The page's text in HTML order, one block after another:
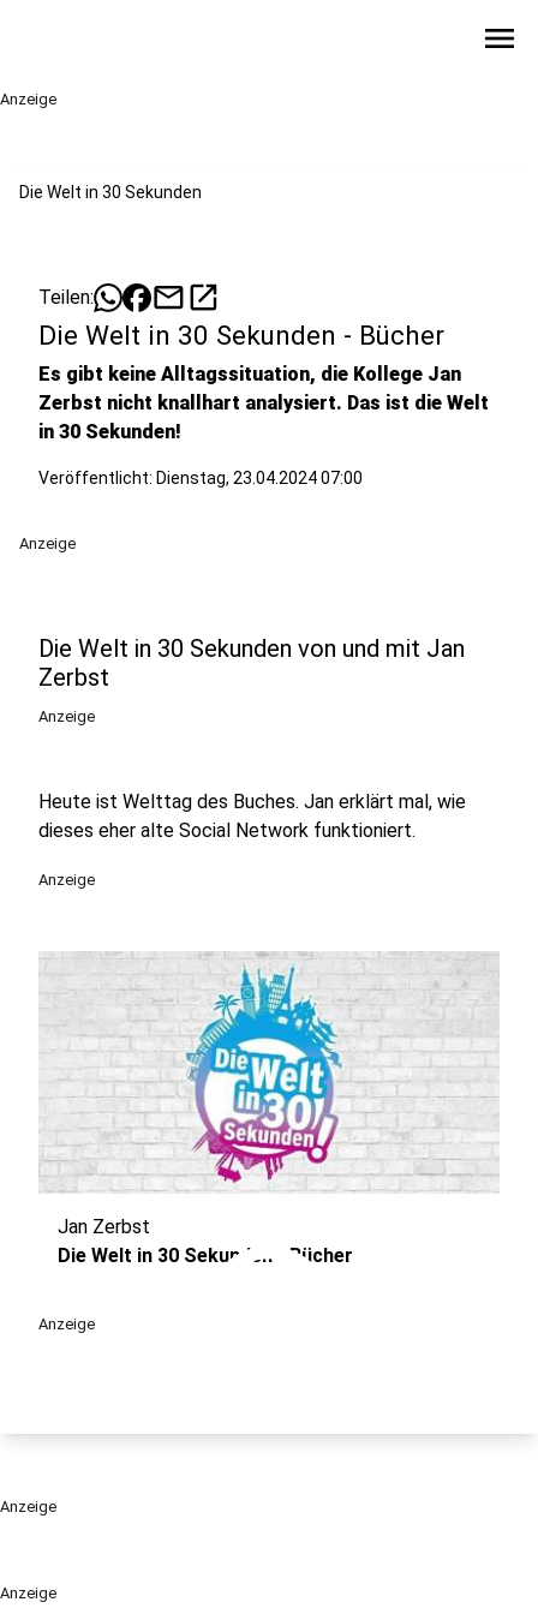
menu
Anzeige
Anzeige
Die Welt in 30 Sekunden
Teilen: mailopen_in_new
Die Welt in 30 Sekunden - Bücher
Es gibt keine Alltagssituation, die Kollege Jan
Zerbst nicht knallhart analysiert. Das ist die Welt
in 30 Sekunden!
Veröffentlicht: Dienstag, 23.04.2024 07:00
Anzeige
Die Welt in 30 Sekunden von und mit Jan
Zerbst
Anzeige
Heute ist Welttag des Buches. Jan erklärt mal, wie
dieses eher alte Social Network funktioniert.
Anzeige
play_circle
Jan Zerbst
Die Welt in 30 Sekunden - Bücher
Anzeige
Anzeige